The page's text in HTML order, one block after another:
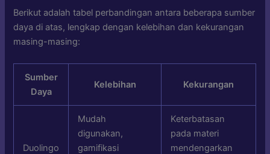
Berikut adalah tabel perbandingan antara beberapa sumber
daya di atas, lengkap dengan kelebihan dan kekurangan
masing-masing:
Sumber
Daya
Kelebihan Kekurangan
Duolingo
Mudah
digunakan,
gamifikasi
Keterbatasan
pada materi
mendengarkan